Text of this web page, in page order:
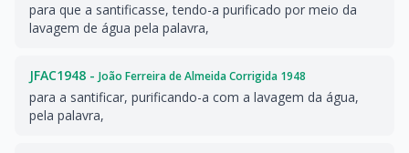
para que a santificasse, tendo-a purificado por meio da
lavagem de água pela palavra,
JFAC1948 - João Ferreira de Almeida Corrigida 1948
para a santificar, purificando-a com a lavagem da água,
pela palavra,